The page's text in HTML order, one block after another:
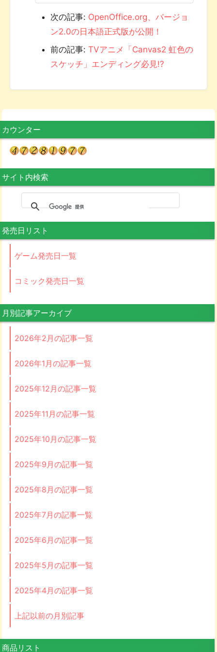
次の記事: OpenOffice.org、バージョ
ン2.0の日本語正式版が公開！
前の記事: TVアニメ「Canvas2 虹色の
スケッチ」エンディング必見!?
カウンター
サイト内検索
発売日リスト
ゲーム発売日一覧
コミック発売日一覧
月別記事アーカイブ
2026年2月の記事一覧
2026年1月の記事一覧
2025年12月の記事一覧
2025年11月の記事一覧
2025年10月の記事一覧
2025年9月の記事一覧
2025年8月の記事一覧
2025年7月の記事一覧
2025年6月の記事一覧
2025年5月の記事一覧
2025年4月の記事一覧
上記以前の月別記事
商品リスト